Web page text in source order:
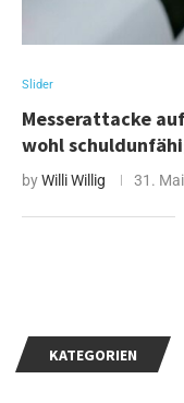
Slider
Messerattacke
wohl
byWilli Willig 31.
KATEGORIEN